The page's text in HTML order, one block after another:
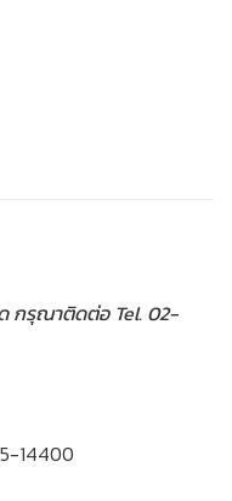
กรุณาติดต่อ Tel. 02-
14400